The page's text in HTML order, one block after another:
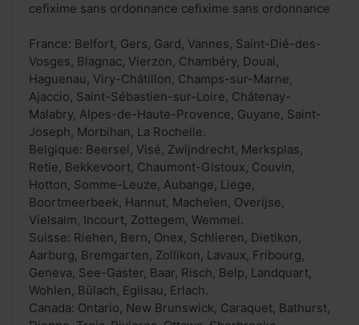
cefixime sans ordonnance cefixime sans ordonnance
France: Belfort, Gers, Gard, Vannes, Saint-Dié-des-
Vosges, Blagnac, Vierzon, Chambéry, Douai,
Haguenau, Viry-Châtillon, Champs-sur-Marne,
Ajaccio, Saint-Sébastien-sur-Loire, Châtenay-
Malabry, Alpes-de-Haute-Provence, Guyane, Saint-
Joseph, Morbihan, La Rochelle.
Belgique: Beersel, Visé, Zwijndrecht, Merksplas,
Retie, Bekkevoort, Chaumont-Gistoux, Couvin,
Hotton, Somme-Leuze, Aubange, Liege,
Boortmeerbeek, Hannut, Machelen, Overijse,
Vielsalm, Incourt, Zottegem, Wemmel.
Suisse: Riehen, Bern, Onex, Schlieren, Dietikon,
Aarburg, Bremgarten, Zollikon, Lavaux, Fribourg,
Geneva, See-Gaster, Baar, Risch, Belp, Landquart,
Wohlen, Bülach, Eglisau, Erlach.
Canada: Ontario, New Brunswick, Caraquet, Bathurst,